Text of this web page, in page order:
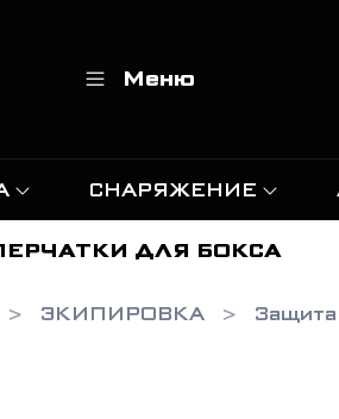
Меню
СНАРЯЖЕНИЕ
ДЛЯ БОКСА
ЭКИПИРОВКА Защита